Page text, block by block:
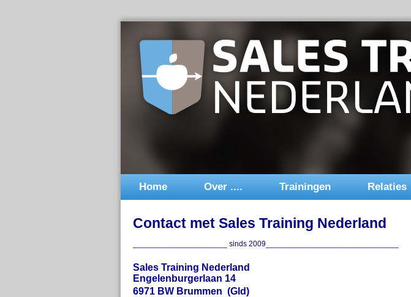
Home Over .... Trainingen Relaties
Contact met Sales Training Nederland
______________________ sinds 2009_______________________________
Sales Training Nederland
Engelenburgerlaan 14
6971 BW Brummen (Gld)